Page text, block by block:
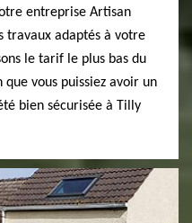
entreprise Artisan
travaux adaptés à votre
le tarif le plus bas du
vous puissiez avoir un
bien sécurisée à Tilly